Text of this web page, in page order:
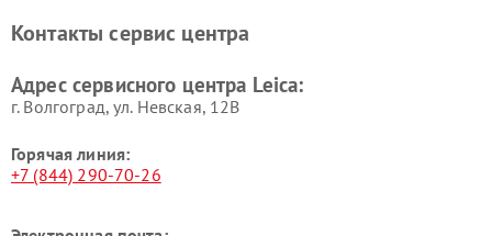
Контакты сервис центра
Адрес сервисного центра Leica:
г. Волгоград, ул. Невская, 12В
Горячая линия:
+7 (844) 290-70-26